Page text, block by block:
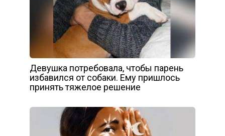
Девушка потребовала, чтобы парень
избавился от собаки. Ему пришлось
принять тяжелое решение